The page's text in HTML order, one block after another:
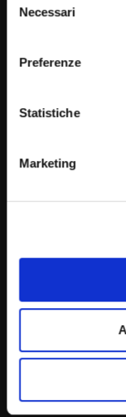
delNecessari
Preferenze
Statistiche
Marketing
su Tv Sat al canale
in streaming sul
Home
Post Views: 900